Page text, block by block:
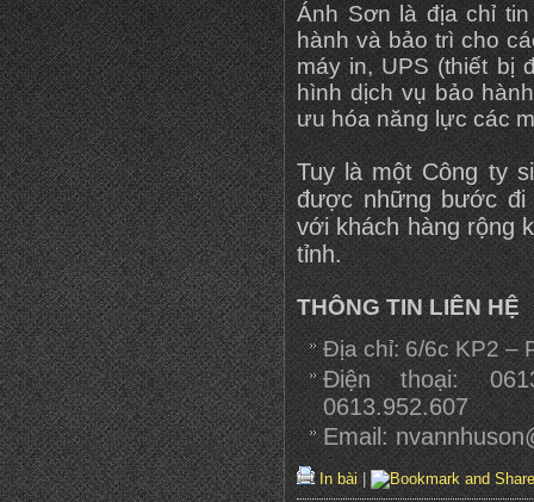
Ánh Sơn là địa chỉ
hành và bảo trì cho
máy in, UPS (thiết bị
hình dịch vụ bảo
ưu hóa năng lực các
Tuy là một Công ty
được những bước
với khách hàng rộng
tỉnh.
THÔNG TIN LIÊN HỆ
Địa chỉ: 6/6c KP2 –
Điện thoại:
0613.952.607
Email:
In bài|